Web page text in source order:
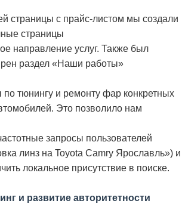
страницы с прайс-листом мы создали
страницы
направление услуг. Также был
раздел «Наши работы»
по тюнингу и ремонту фар конкретных
Это позволило нам
запросы пользователей
линз на Toyota Camry Ярославль») и
локальное присутствие в поиске.
и развитие авторитетности